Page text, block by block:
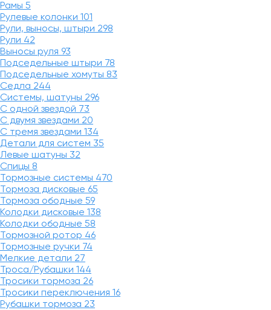
Рамы 5
Рулевые колонки 101
Рули, выносы, штыри 298
Рули 42
Выносы руля 93
Подседельные штыри 78
Подседельные хомуты 83
Седла 244
Системы, шатуны 296
С одной звездой 73
С двумя звездами 20
С тремя звездами 134
Детали для систем 35
Левые шатуны 32
Спицы 8
Тормозные системы 470
Тормоза дисковые 65
Тормоза ободные 59
Колодки дисковые 138
Колодки ободные 58
Тормозной ротор 46
Тормозные ручки 74
Мелкие детали 27
Троса/Рубашки 144
Тросики тормоза 26
Тросики переключения 16
Рубашки тормоза 23